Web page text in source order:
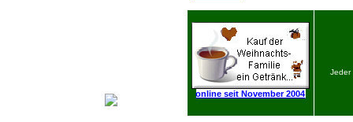
online seit November 2004
Jeder